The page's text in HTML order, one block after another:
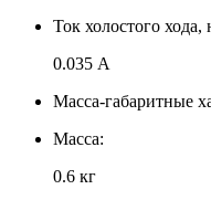
Ток холостого хода,
0.035 А
Масса-габаритные
Масса:
0.6 кг